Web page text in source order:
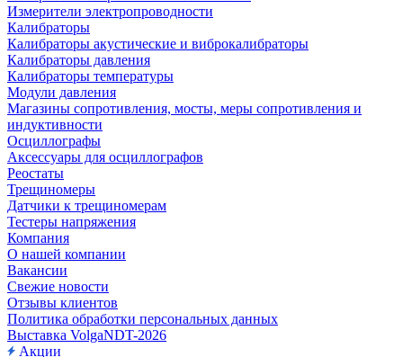
Измерители электропроводности
Калибраторы
Калибраторы акустические и виброкалибраторы
Калибраторы давления
Калибраторы температуры
Модули давления
Магазины сопротивления, мосты, меры сопротивления и
индуктивности
Осциллографы
Аксессуары для осциллографов
Реостаты
Трещиномеры
Датчики к трещиномерам
Тестеры напряжения
Компания
О нашей компании
Вакансии
Свежие новости
Отзывы клиентов
Политика обработки персональных данных
Выставка VolgaNDT-2026
Акции